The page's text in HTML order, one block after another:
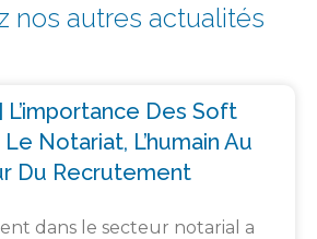
nos autres actualités
L’importance Des Soft
Notariat, L’humain Au
Du Recrutement
dans le secteur notarial a